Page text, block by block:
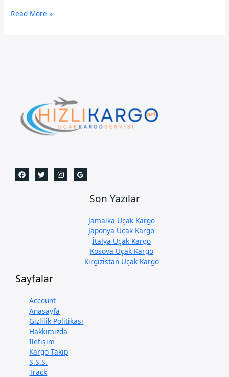
Azerbaycan
Read More »
Son Yazılar
Jamaika Uçak Kargo
Japonya Uçak Kargo
İtalya Uçak Kargo
Kosova Uçak Kargo
Kırgızistan Uçak Kargo
Sayfalar
Account
Anasayfa
Gizlilik Politikası
Hakkımızda
İletişim
Kargo Takip
S.S.S.
Track